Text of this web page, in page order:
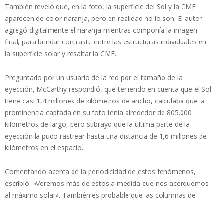
También reveló que, en la foto, la superficie del Sol y la CME
aparecen de color naranja, pero en realidad no lo son. El autor
agregó digitalmente el naranja mientras componía la imagen
final, para brindar contraste entre las estructuras individuales en
la superficie solar y resaltar la CME.
Preguntado por un usuario de la red por el tamaño de la
eyección, McCarthy respondió, que teniendo en cuenta que el Sol
tiene casi 1,4 millones de kilómetros de ancho, calculaba que la
prominencia captada en su foto tenía alrededor de 805.000
kilómetros de largo, pero subrayó que la última parte de la
eyección la pudo rastrear hasta una distancia de 1,6 millones de
kilómetros en el espacio.
Comentando acerca de la periodicidad de estos fenómenos,
escribió: «Veremos más de estos a medida que nos acerquemos
al máximo solar». También es probable que las columnas de